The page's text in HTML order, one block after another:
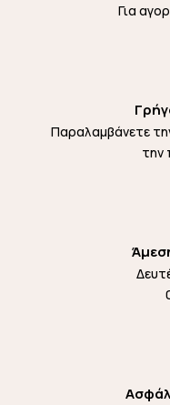
Για
Παραλαμβάνετε
την